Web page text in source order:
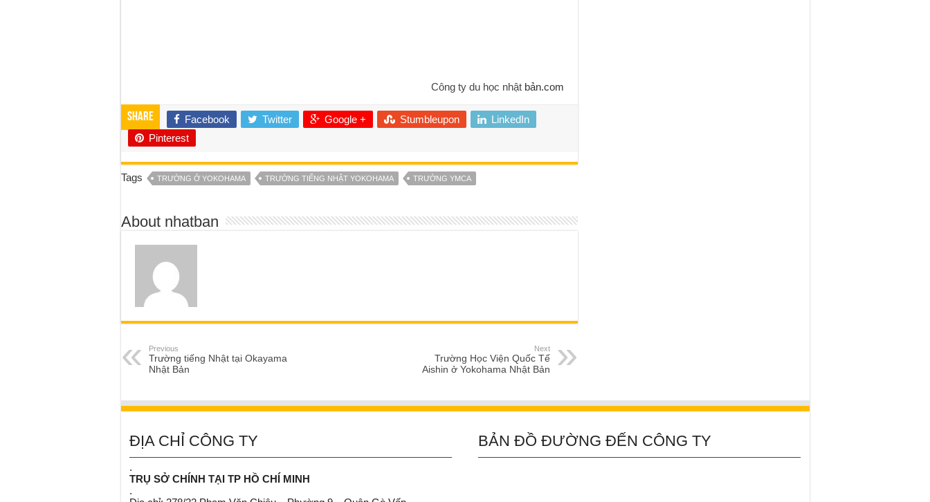
Công ty du học nhậtbản.com
Share Facebook Twitter Google + Stumbleupon
LinkedIn
Pinterest
Tags TRƯỜNG Ở YOKOHAMA TRƯỜNG TIẾNG NHẬT YOKOHAMA TRƯỜNG YMCA
About nhatban
Previous
Trường tiếng Nhật tại Okayama
Nhật Bản
Next
Trường Học Viện Quốc Tế
Aishin ở Yokohama Nhật Bản
ĐỊA CHỈ CÔNG TY
.
TRỤ SỞ CHÍNH TẠI TP HỒ CHÍ MINH
.
BẢN ĐỒ ĐƯỜNG ĐẾN CÔNG TY